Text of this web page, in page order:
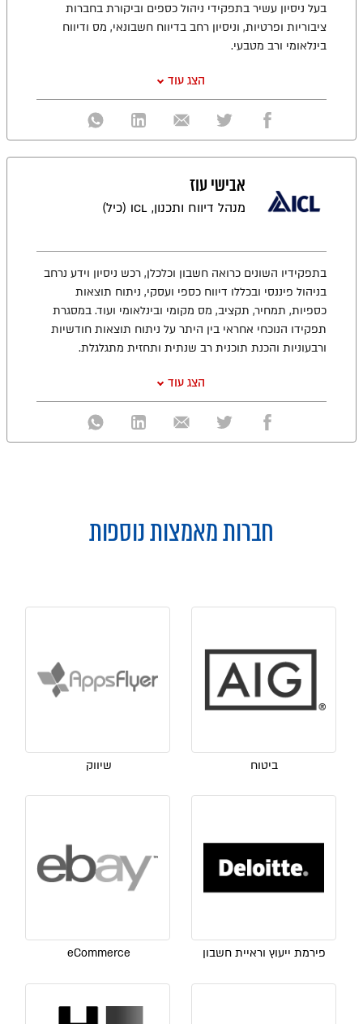
בעל ניסיון עשיר בתפקידי ניהול כספים וביקורת בחברות
ציבוריות ופרטיות, וניסיון רחב בדיווח חשבונאי, מס ודיווח
בינלאומי ורב מטבעי.
הצג עוד
אבישי עוז
מנהל דיווח ותכנון, ICL (כיל)
בתפקידיו השונים כרואה חשבון וכלכלן, רכש ניסיון וידע נרחב
בניהול פיננסי ובכללו דיווח כספי ועסקי, ניתוח תוצאות
כספיות, תמחיר, תקציב, מס מקומי ובינלאומי ועוד. במסגרת
תפקידו הנוכחי אחראי בין היתר על ניתוח תוצאות חודשיות
ורבעוניות והכנת תוכנית רב שנתית ותחזית מתגלגלת.
הצג עוד
חברות מאמצות נוספות
ביטוח שיווק
פירמת ייעוץ וראיית חשבון eCommerce